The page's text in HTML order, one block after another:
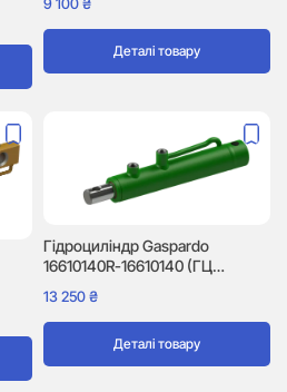
Деталі товару
Гідроциліндр Gaspardo
16610140R-16610140 (ГЦ
40/30/155)
13 250₴
Деталі товару